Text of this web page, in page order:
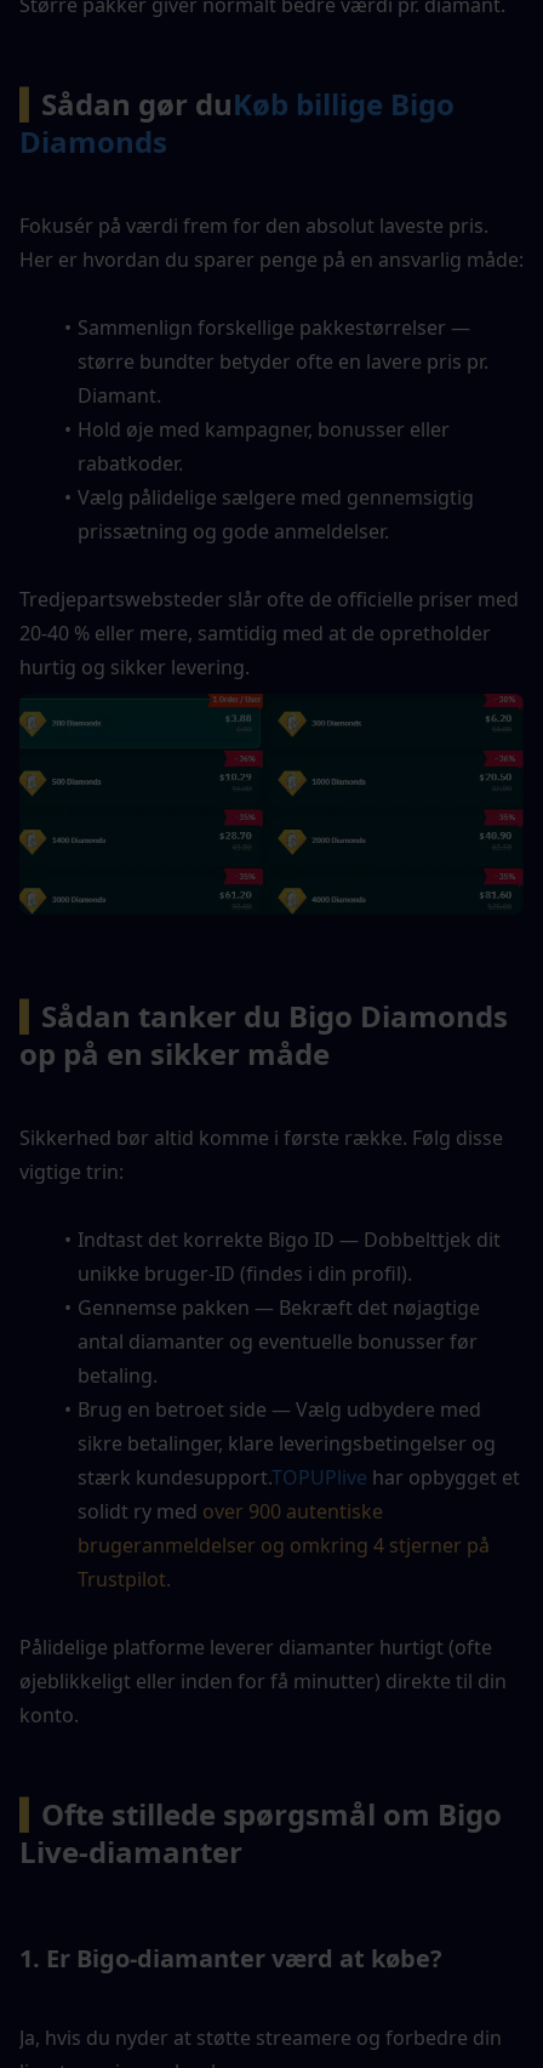
Sådan gør duKøb billige Bigo
Diamonds
Fokusér på værdi frem for den absolut laveste pris.
Her er hvordan du sparer penge på en ansvarlig måde:
Sammenlign forskellige pakkestørrelser —
større bundter betyder ofte en lavere pris pr.
Diamant.
Hold øje med kampagner, bonusser eller
rabatkoder.
Vælg pålidelige sælgere med gennemsigtig
prissætning og gode anmeldelser.
Tredjepartswebsteder slår ofte de officielle priser med
20-40 % eller mere, samtidig med at de opretholder
hurtig og sikker levering.
Sådan tanker du Bigo Diamonds
op på en sikker måde
Sikkerhed bør altid komme i første række. Følg disse
vigtige trin:
Indtast det korrekte Bigo ID — Dobbelttjek dit
unikke bruger-ID (findes i din profil).
Gennemse pakken — Bekræft det nøjagtige
antal diamanter og eventuelle bonusser før
betaling.
Brug en betroet side — Vælg udbydere med
sikre betalinger, klare leveringsbetingelser og
stærk kundesupport.TOPUPlive har opbygget et
solidt ry med over 900 autentiske
brugeranmeldelser og omkring 4 stjerner på
Trustpilot.
Pålidelige platforme leverer diamanter hurtigt (ofte
øjeblikkeligt eller inden for få minutter) direkte til din
konto.
Ofte stillede spørgsmål om Bigo
Live-diamanter
1. Er Bigo-diamanter værd at købe?
Ja, hvis du nyder at støtte streamere og forbedre din